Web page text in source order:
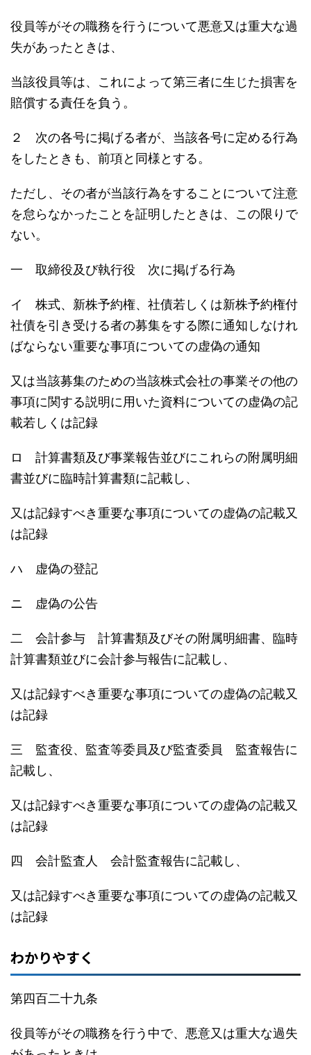
役員等がその職務を行うについて悪意又は重大な過
失があったときは、
当該役員等は、これによって第三者に生じた損害を
賠償する責任を負う。
２ 次の各号に掲げる者が、当該各号に定める行為
をしたときも、前項と同様とする。
ただし、その者が当該行為をすることについて注意
を怠らなかったことを証明したときは、この限りで
ない。
一 取締役及び執行役 次に掲げる行為
イ 株式、新株予約権、社債若しくは新株予約権付
社債を引き受ける者の募集をする際に通知しなけれ
ばならない重要な事項についての虚偽の通知
又は当該募集のための当該株式会社の事業その他の
事項に関する説明に用いた資料についての虚偽の記
載若しくは記録
ロ 計算書類及び事業報告並びにこれらの附属明細
書並びに臨時計算書類に記載し、
又は記録すべき重要な事項についての虚偽の記載又
は記録
ハ 虚偽の登記
ニ 虚偽の公告
二 会計参与 計算書類及びその附属明細書、臨時
計算書類並びに会計参与報告に記載し、
又は記録すべき重要な事項についての虚偽の記載又
は記録
三 監査役、監査等委員及び監査委員 監査報告に
記載し、
又は記録すべき重要な事項についての虚偽の記載又
は記録
四 会計監査人 会計監査報告に記載し、
又は記録すべき重要な事項についての虚偽の記載又
は記録
わかりやすく
第四百二十九条
役員等がその職務を行う中で、悪意又は重大な過失